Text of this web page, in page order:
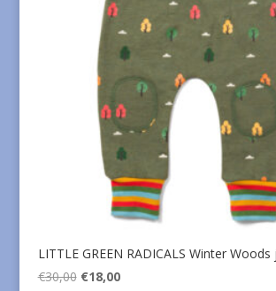
LITTLE GREEN RADICALS Winter
€30,00 Oorspronkelijke
€18,00Huidige